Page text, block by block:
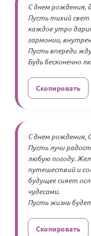
С днем рождения,
Пусть тихий
каждое утро
гармонии,
Пусть впереди
Будь бесконечно
Скопировать
С днем рождения,
Пусть лучи
любую погоду.
путешествий и
будущее сияет
чудесами.
Пусть жизнь
Скопировать